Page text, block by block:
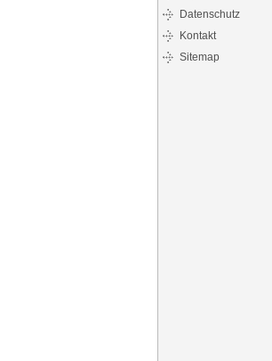
Datenschutz
Kontakt
Sitemap